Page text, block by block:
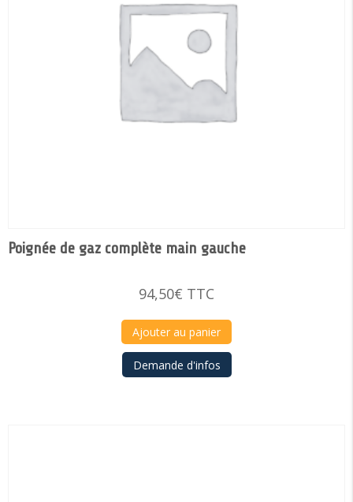
Poignée de gaz complète main gauche
94,50€ TTC
Ajouter au panier
Demande d'infos